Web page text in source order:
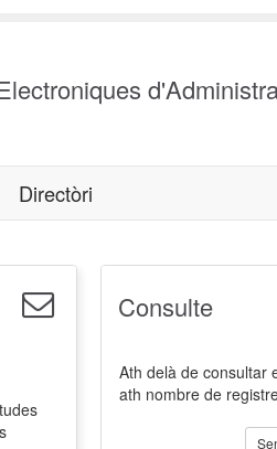
Directòri
Consulte
Ath delà de consultar
ath nombre de